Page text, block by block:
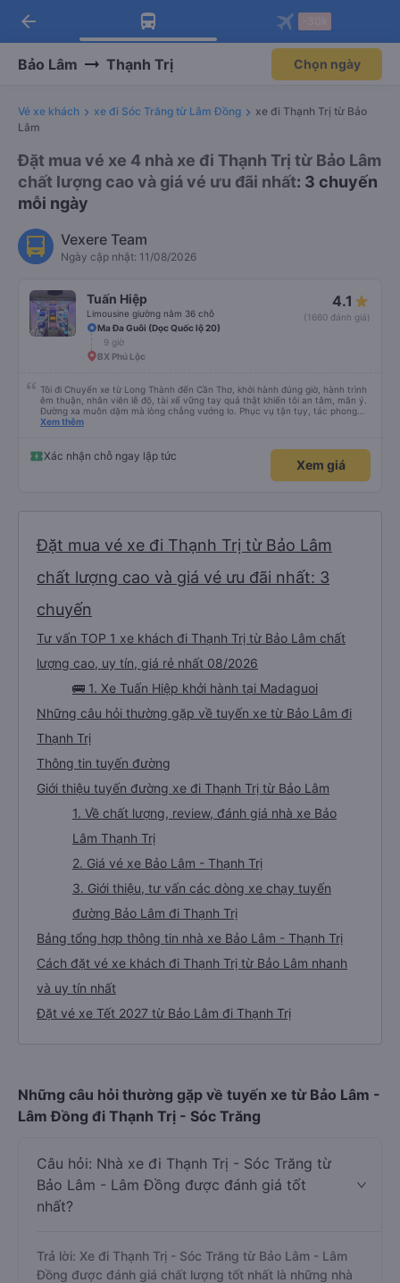
Tải app Vexere ngay!
Nhận ưu đãi thành viên độc
Mở app
Tải app Vexere
-30k/ghế khi đặt vé máy bay qua
Mở app
arrow_back
Bảo Lâm Thạnh Trị Chọn ngày
Vé xe khách xe đi Sóc Trăng từ Lâm Đồng
xe đi Thạnh Trị từ Bảo
Lâm
Đặt mua vé xe 4 nhà xe đi Thạnh Trị từ Bảo Lâm
chất lượng cao và giá vé ưu đãi nhất: 3 chuyến
mỗi ngày
Vexere Team
Ngày cập nhật: 11/08/2026
Tuấn Hiệp
Limousine giường nằm 36 chỗ
4.1
(1660 đánh giá)
Ma Đa Guôi (Dọc Quốc lộ 20)
9 giờ
BX Phú Lộc
Tôi đi Chuyến xe từ Long Thành đến Cần Thơ, khởi hành đúng giờ, hành trình
êm thuận, nhân viên lễ độ, tài xế vững tay quả thật khiến tôi an tâm, mãn ý.
Đường xa muôn dặm mà lòng chẳng vướng lo. Phục vụ tận tụy, tác phong
nghiêm cẩn, hiếm thấy giữa thời buổi kim tiền vội vã. Xã hội loạn đạo. Xin gửi
Xem thêm
Xác nhận chỗ ngay lập tức
Xem giá
Đặt mua vé xe đi Thạnh Trị từ Bảo Lâm
chất lượng cao và giá vé ưu đãi nhất: 3
chuyến
Tư vấn TOP 1 xe khách đi Thạnh Trị từ Bảo Lâm chất
lượng cao, uy tín, giá rẻ nhất 08/2026
🚌 1. Xe Tuấn Hiệp khởi hành tại Madaguoi
Những câu hỏi thường gặp về tuyến xe từ Bảo Lâm đi
Thạnh Trị
Thông tin tuyến đường
Giới thiệu tuyến đường xe đi Thạnh Trị từ Bảo Lâm
1. Về chất lượng, review, đánh giá nhà xe Bảo
Lâm Thạnh Trị
2. Giá vé xe Bảo Lâm - Thạnh Trị
3. Giới thiệu, tư vấn các dòng xe chạy tuyến
đường Bảo Lâm đi Thạnh Trị
Bảng tổng hợp thông tin nhà xe Bảo Lâm - Thạnh Trị
Cách đặt vé xe khách đi Thạnh Trị từ Bảo Lâm nhanh
và uy tín nhất
Đặt vé xe Tết 2027 từ Bảo Lâm đi Thạnh Trị
Những câu hỏi thường gặp về tuyến xe từ Bảo Lâm -
Lâm Đồng đi Thạnh Trị - Sóc Trăng
Câu hỏi: Nhà xe đi Thạnh Trị - Sóc Trăng từ
Bảo Lâm - Lâm Đồng được đánh giá tốt
nhất?
Trả lời: Xe đi Thạnh Trị - Sóc Trăng từ Bảo Lâm - Lâm
Đồng được đánh giá chất lượng tốt nhất là những nhà